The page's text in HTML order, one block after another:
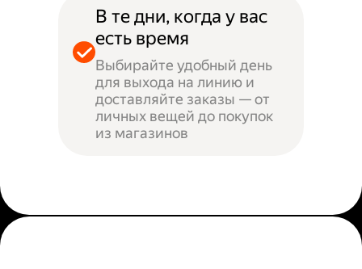
В те дни, когда у вас
есть время
Выбирайте удобный день
для выхода на линию и
доставляйте заказы — от
личных вещей до покупок
из магазинов